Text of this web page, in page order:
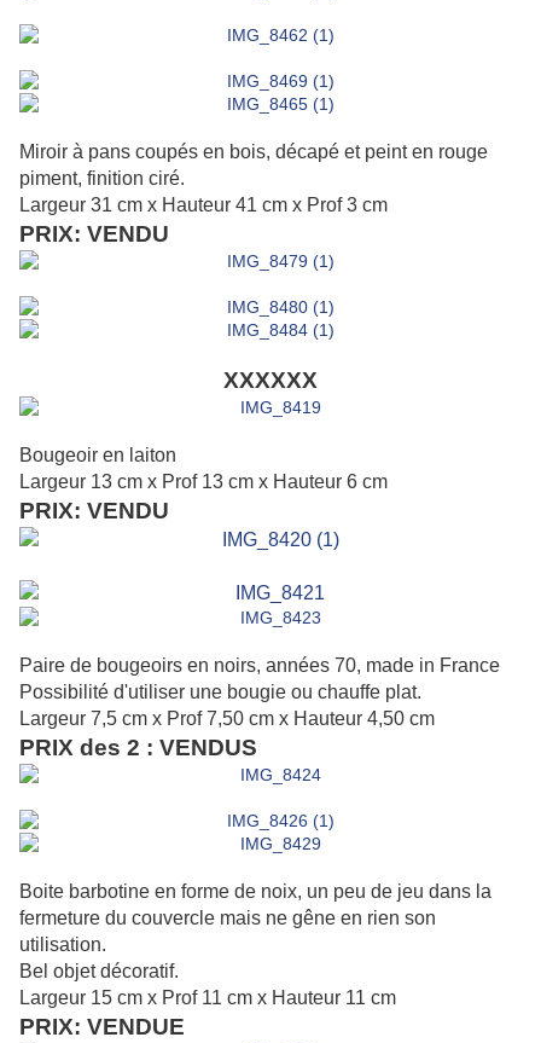
Miroir à pans coupés en bois, décapé et peint en rouge
piment, finition ciré.
Largeur 31 cm x Hauteur 41 cm x Prof 3 cm
PRIX: VENDU
XXXXXX
Bougeoir en laiton
Largeur 13 cm x Prof 13 cm x Hauteur 6 cm
PRIX: VENDU
Paire de bougeoirs en noirs, années 70, made in France
Possibilité d'utiliser une bougie ou chauffe plat.
Largeur 7,5 cm x Prof 7,50 cm x Hauteur 4,50 cm
PRIX des 2 : VENDUS
Boite barbotine en forme de noix, un peu de jeu dans la
fermeture du couvercle mais ne gêne en rien son
utilisation.
Bel objet décoratif.
Largeur 15 cm x Prof 11 cm x Hauteur 11 cm
PRIX: VENDUE